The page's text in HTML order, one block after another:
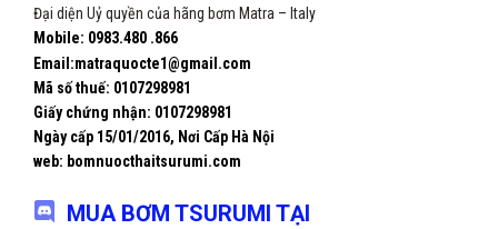
Đại diện Uỷ quyền của hãng bơm Matra – Italy
Mobile: 0983.480 .866
Email:matraquocte1@gmail.com
Mã số thuế: 0107298981
Giấy chứng nhận: 0107298981
Ngày cấp 15/01/2016, Nơi Cấp Hà Nội
web: bomnuocthaitsurumi.com
MUA BƠM TSURUMI TẠI